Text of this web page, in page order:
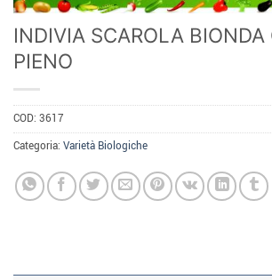
INDIVIA SCAROLA BIONDA
PIENO
COD: 3617
Categoria: Varietà Biologiche